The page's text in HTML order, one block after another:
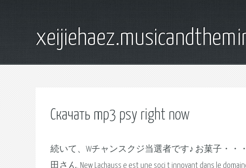
Скачать mp3 psy right now
続いて、Wチャンスクジ当選者です♪ お菓子・
田さん. New Lachauss e est une soci t innovant dans le